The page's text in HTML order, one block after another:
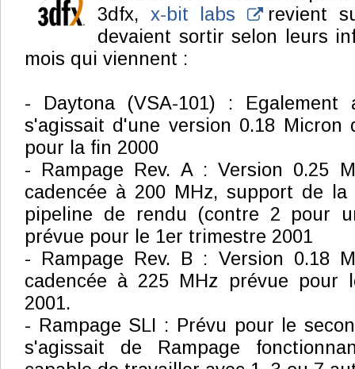
3dfx, x-bit labs
revient
devaient sortir selon leurs
mois qui viennent :
- Daytona (VSA-101) : Egalement
s'agissait d'une version 0.18 Micron
pour la fin 2000
- Rampage Rev. A : Version 0.25
cadencée à 200 MHz, support de
pipeline de rendu (contre 2 pour
prévue pour le 1er trimestre 2001
- Rampage Rev. B : Version 0.18
cadencée à 225 MHz prévue pour
2001.
- Rampage SLI : Prévu pour le
s'agissait de Rampage